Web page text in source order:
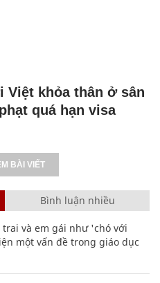
Việt khỏa thân ở sân
quá hạn visa
BÀI VIẾT
Bình luận nhiều
và em gái như 'chó với
một vấn đề trong giáo dục